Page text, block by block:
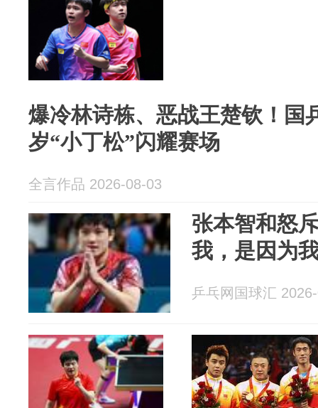
爆冷林诗栋、恶战王楚钦！国
岁“小丁松”闪耀赛场
全言作品 2026-08-03
张本智和怒
我，是因为
乒乓网国球汇